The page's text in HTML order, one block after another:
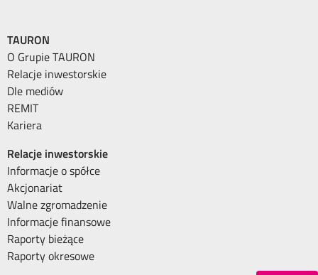
TAURON
O Grupie TAURON
Relacje inwestorskie
Dle mediów
REMIT
Kariera
Relacje inwestorskie
Informacje o spółce
Akcjonariat
Walne zgromadzenie
Informacje finansowe
Raporty bieżące
Raporty okresowe